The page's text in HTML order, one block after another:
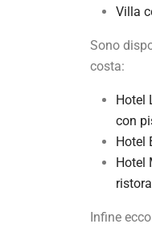
Villa
Sono
costa:
Hotel
con
Hotel
Hotel
Infine